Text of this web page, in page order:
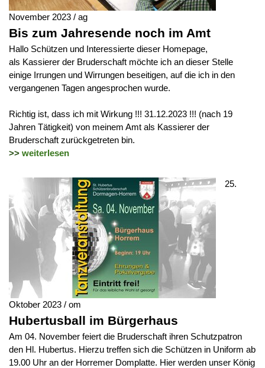
November 2023 / ag
Bis zum Jahresende noch im Amt
Hallo Schützen und Interessierte dieser Homepage,
als Kassierer der Bruderschaft möchte ich an dieser Stelle
einige Irrungen und Wirrungen beseitigen, auf die ich in den
vergangenen Tagen angesprochen wurde.
Richtig ist, dass ich mit Wirkung !!! 31.12.2023 !!! (nach 19
Jahren Tätigkeit) von meinem Amt als Kassierer der
Bruderschaft zurückgetreten bin.
>> weiterlesen
25.
Oktober 2023 / om
Hubertusball im Bürgerhaus
Am 04. November feiert die Bruderschaft ihren Schutzpatron
den Hl. Hubertus. Hierzu treffen sich die Schützen in Uniform ab
19.00 Uhr an der Horremer Domplatte. Hier werden unser König